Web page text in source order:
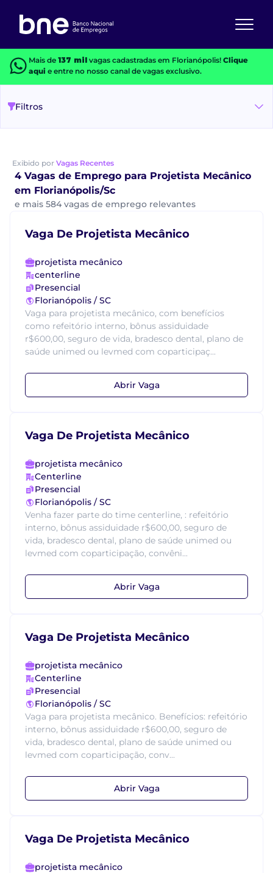
Mais de 137 milvagas cadastradas em Florianópolis! Clique
aquie entre no nosso canal de vagas exclusivo.
Filtros
Exibido por Vagas Recentes
4 Vagas de Emprego para Projetista Mecânico
em Florianópolis/Sc
e mais 584 vagas de emprego relevantes
Vaga De Projetista Mecânico
projetista mecânico
centerline
Presencial
Florianópolis / SC
Vaga para projetista mecânico, com benefícios
como refeitório interno, bônus assiduidade
r$600,00, seguro de vida, bradesco dental, plano de
saúde unimed ou levmed com coparticipaç...
Abrir Vaga
Vaga De Projetista Mecânico
projetista mecânico
Centerline
Presencial
Florianópolis / SC
Venha fazer parte do time centerline, : refeitório
interno, bônus assiduidade r$600,00, seguro de
vida, bradesco dental, plano de saúde unimed ou
levmed com coparticipação, convêni...
Abrir Vaga
Vaga De Projetista Mecânico
projetista mecânico
Centerline
Presencial
Florianópolis / SC
Vaga para projetista mecânico. Benefícios: refeitório
interno, bônus assiduidade r$600,00, seguro de
vida, bradesco dental, plano de saúde unimed ou
levmed com coparticipação, conv...
Abrir Vaga
Vaga De Projetista Mecânico
projetista mecânico